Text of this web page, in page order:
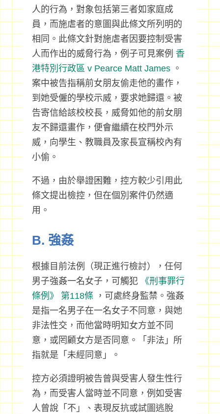
人的行為，對象包括第三者如家庭成
員，而施虐者的意圖與此條文所列明的
相同。此條文針對施虐者因要控制受害
人而作出的威脅行為，例子可見案例 香
港特別行政區 v Pearce Matt James。
案中被告指稱前女朋友偷走他的畫作，
到她受僱的學校示威，要求她歸還。被
告寄信給該校校長，威脅如他的前女朋
友不歸還畫作，便會繼續在校門外示
威，向學生、教職員及家長宣稱校內有
小偷。
不過，由於舉證困難，控方較少引用此
條文提出檢控，但在個別案件仍然適
用。
B. 強姦
根據目前法例（現正進行檢討），任何
男子強姦一名女子，可觸犯
《刑事罪行
條例》
第118條 ，可處終身監禁。強姦
是指一名男子在一名女子不同意，與她
非法性交，而他當時明知女方並不同
意，或罔顧女方是否同意。「非法」所
指就是「未經同意」。
控方必須證明被告曾與受害人發生性行
為，而受害人當時並不同意，例如受害
人曾說「不」、表現反抗或試圖逃脫